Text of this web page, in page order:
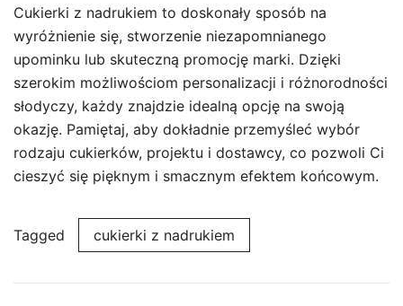
Cukierki z nadrukiem to doskonały sposób na
wyróżnienie się, stworzenie niezapomnianego
upominku lub skuteczną promocję marki. Dzięki
szerokim możliwościom personalizacji i różnorodności
słodyczy, każdy znajdzie idealną opcję na swoją
okazję. Pamiętaj, aby dokładnie przemyśleć wybór
rodzaju cukierków, projektu i dostawcy, co pozwoli Ci
cieszyć się pięknym i smacznym efektem końcowym.
Tagged cukierki z nadrukiem